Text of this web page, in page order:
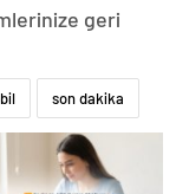
geri
son dakika